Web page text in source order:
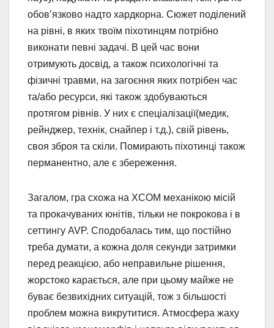
обов’язково надто хардкорна. Сюжет поділений
на рівні, в яких твоїм піхотинцям потрібно
виконати певні задачі. В цей час вони
отримують досвід, а також психологічні та
фізичні травми, на загоєння яких потрібен час
та/або ресурси, які також здобуваються
протягом рівнів. У них є спеціалізації(медик,
рейнджер, технік, снайпер і т.д.), свій рівень,
своя зброя та скіли. Помирають піхотинці також
перманентно, але є збереження.
Загалом, гра схожа на XCOM механікою місій
та прокачуваних юнітів, тільки не покрокова і в
сеттингу AVP. Сподобалась тим, що постійно
треба думати, а кожна доля секунди затримки
перед реакцією, або неправильне рішення,
жорстоко карається, але при цьому майже не
буває безвихідних ситуацій, тож з більшості
проблем можна викрутитися. Атмосфера жаху